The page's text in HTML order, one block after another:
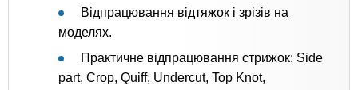
Відпрацювання відтяжок і зрізів на
моделях.
Практичне відпрацювання стрижок: Side
part, Crop, Quiff, Undercut, Top Knot,